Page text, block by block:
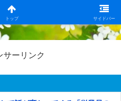
トップ サイドバー
サーリンク